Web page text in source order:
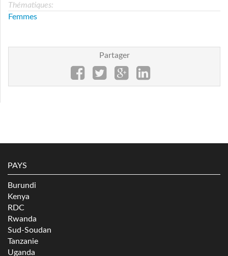
Thématiques:
Femmes
Partager
PAYS
Burundi
Kenya
RDC
Rwanda
Sud-Soudan
Tanzanie
Uganda